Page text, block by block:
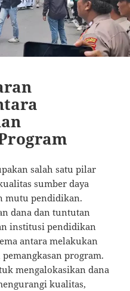
salah satu pilar
sumber daya
mutu pendidikan.
dana dan tuntutan
institusi pendidikan
antara melakukan
program.
mengalokasikan dana
kualitas,